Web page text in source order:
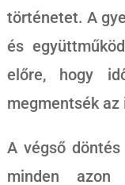
történetet. A
és
előre, hogy
megmentsék az
A végső
minden